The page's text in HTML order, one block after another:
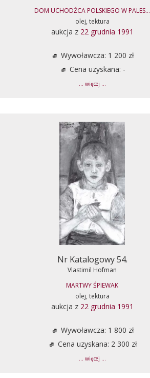
DOM UCHODŹCA POLSKIEGO W PALES...
olej, tektura
aukcja z 22 grudnia 1991
Wywoławcza: 1 200 zł
Cena uzyskana: -
... więcej ...
Nr Katalogowy 54.
Vlastimil Hofman
MARTWY ŚPIEWAK
olej, tektura
aukcja z 22 grudnia 1991
Wywoławcza: 1 800 zł
Cena uzyskana: 2 300 zł
... więcej ...